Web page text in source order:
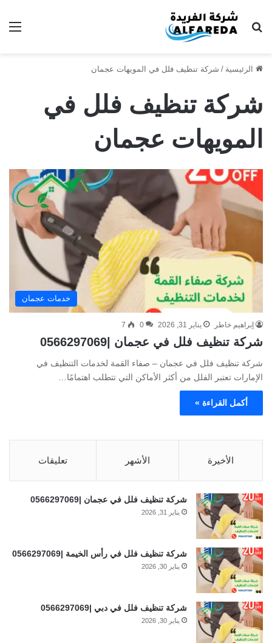
بحث عن
الرئيسية / شركة تنظيف فلل في المويهات عجمان
شركة تنظيف فلل في
المويهات عجمان
خدمات عجمان
إبراهيم خاطر يناير 31, 2026 0
7
شركة تنظيف فلل في عجمان |0566297069
شركة تنظيف فلل في عجمان – صفاء القمة لخدمات التنظيف في
الإمارات تعتبر الفلل من أكثر الأماكن التي تتطلب اهتمامًا…
أكمل القراءة »
الأخيرة الأشهر تعليقات
شركة تنظيف فلل في عجمان |0566297069
يناير 31, 2026
شركة تنظيف فلل في رأس الخيمة |0566297069
يناير 30, 2026
شركة تنظيف فلل في دبي |0566297069
يناير 30, 2026